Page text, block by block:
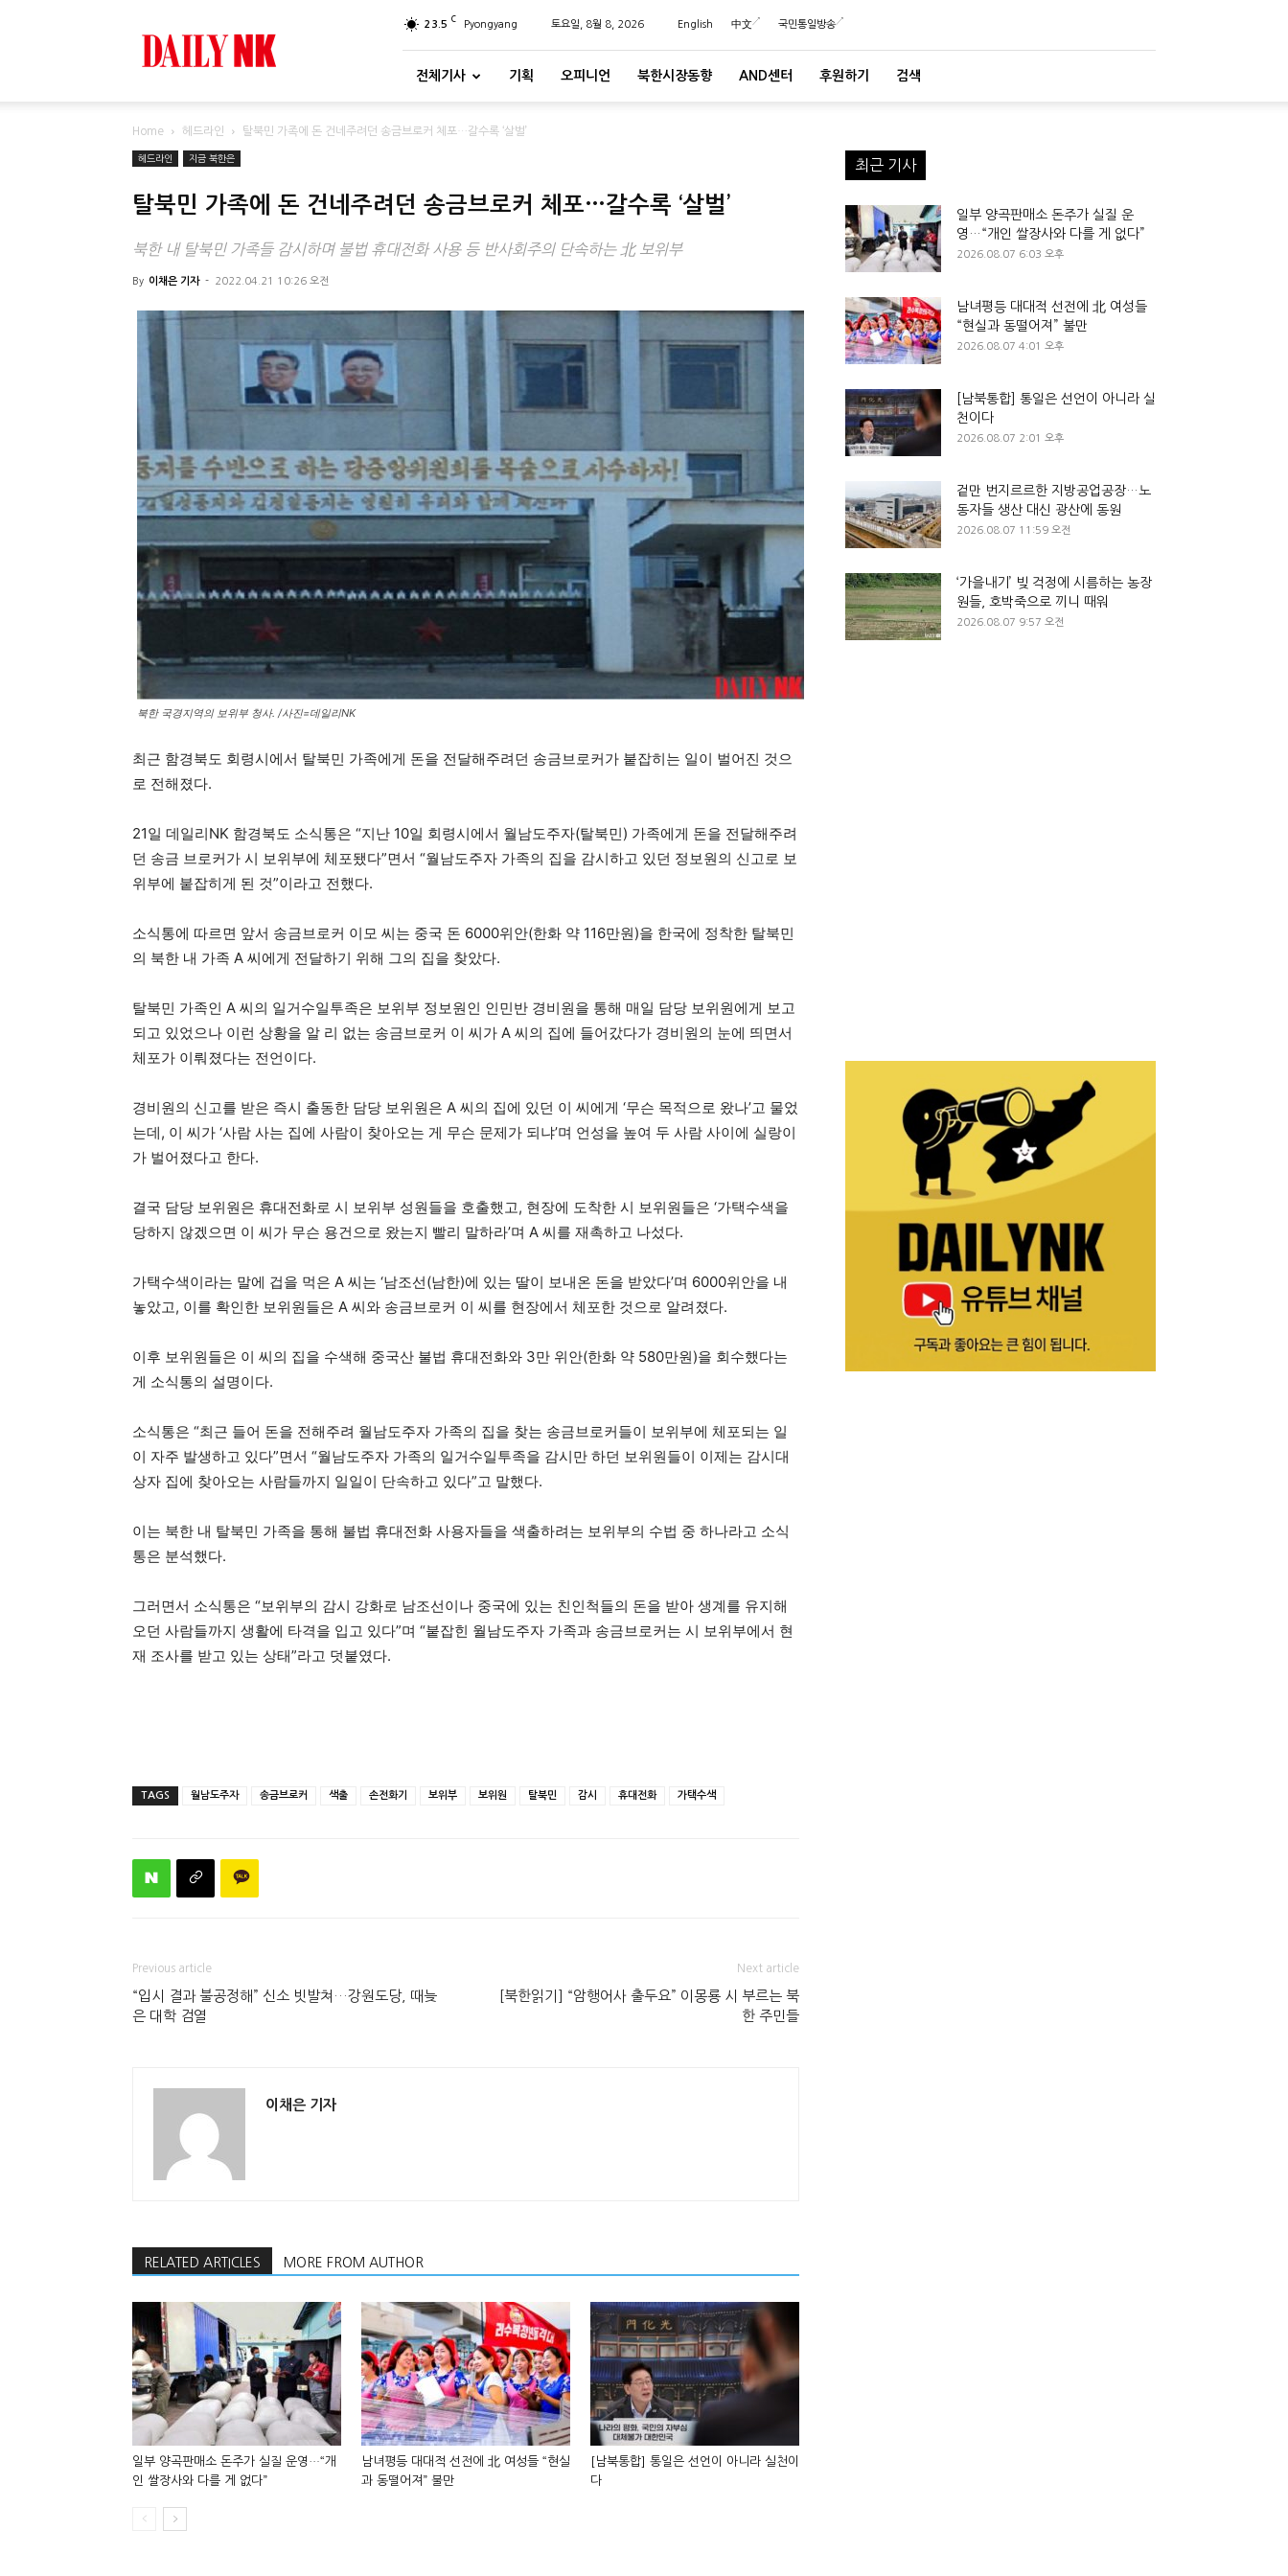
23.5 C Pyongyang 토요일, 8월 8, 2026 English 中文 국민통일방송
전체기사 기획 오피니언 북한시장동향 AND센터 후원하기 검색
Home 헤드라인 탈북민 가족에 돈 건네주려던 송금브로커 체포…갈수록 ‘살벌’
헤드라인 지금 북한은
탈북민 가족에 돈 건네주려던 송금브로커 체포…갈수록 ‘살벌’
북한 내 탈북민 가족들 감시하며 불법 휴대전화 사용 등 반사회주의 단속하는 北 보위부
By 이채은 기자 - 2022.04.21 10:26 오전
북한 국경지역의 보위부 청사. /사진=데일리NK
최근 함경북도 회령시에서 탈북민 가족에게 돈을 전달해주려던 송금브로커가 붙잡히는 일이 벌어진 것으
로 전해졌다.
21일 데일리NK 함경북도 소식통은 “지난 10일 회령시에서 월남도주자(탈북민) 가족에게 돈을 전달해주려
던 송금 브로커가 시 보위부에 체포됐다”면서 “월남도주자 가족의 집을 감시하고 있던 정보원의 신고로 보
위부에 붙잡히게 된 것”이라고 전했다.
소식통에 따르면 앞서 송금브로커 이모 씨는 중국 돈 6000위안(한화 약 116만원)을 한국에 정착한 탈북민
의 북한 내 가족 A 씨에게 전달하기 위해 그의 집을 찾았다.
탈북민 가족인 A 씨의 일거수일투족은 보위부 정보원인 인민반 경비원을 통해 매일 담당 보위원에게 보고
되고 있었으나 이런 상황을 알 리 없는 송금브로커 이 씨가 A 씨의 집에 들어갔다가 경비원의 눈에 띄면서
체포가 이뤄졌다는 전언이다.
경비원의 신고를 받은 즉시 출동한 담당 보위원은 A 씨의 집에 있던 이 씨에게 ‘무슨 목적으로 왔나’고 물었
는데, 이 씨가 ‘사람 사는 집에 사람이 찾아오는 게 무슨 문제가 되냐’며 언성을 높여 두 사람 사이에 실랑이
가 벌어졌다고 한다.
결국 담당 보위원은 휴대전화로 시 보위부 성원들을 호출했고, 현장에 도착한 시 보위원들은 ‘가택수색을
당하지 않겠으면 이 씨가 무슨 용건으로 왔는지 빨리 말하라’며 A 씨를 재촉하고 나섰다.
가택수색이라는 말에 겁을 먹은 A 씨는 ‘남조선(남한)에 있는 딸이 보내온 돈을 받았다’며 6000위안을 내
놓았고, 이를 확인한 보위원들은 A 씨와 송금브로커 이 씨를 현장에서 체포한 것으로 알려졌다.
이후 보위원들은 이 씨의 집을 수색해 중국산 불법 휴대전화와 3만 위안(한화 약 580만원)을 회수했다는
게 소식통의 설명이다.
소식통은 “최근 들어 돈을 전해주려 월남도주자 가족의 집을 찾는 송금브로커들이 보위부에 체포되는 일
이 자주 발생하고 있다”면서 “월남도주자 가족의 일거수일투족을 감시만 하던 보위원들이 이제는 감시대
상자 집에 찾아오는 사람들까지 일일이 단속하고 있다”고 말했다.
이는 북한 내 탈북민 가족을 통해 불법 휴대전화 사용자들을 색출하려는 보위부의 수법 중 하나라고 소식
통은 분석했다.
그러면서 소식통은 “보위부의 감시 강화로 남조선이나 중국에 있는 친인척들의 돈을 받아 생계를 유지해
오던 사람들까지 생활에 타격을 입고 있다”며 “붙잡힌 월남도주자 가족과 송금브로커는 시 보위부에서 현
재 조사를 받고 있는 상태”라고 덧붙였다.
TAGS 월남도주자 송금브로커 색출 손전화기 보위부 보위원 탈북민 감시 휴대전화 가택수색
Previous article
“입시 결과 불공정해” 신소 빗발쳐…강원도당, 때늦
은 대학 검열
Next article
[북한읽기] “암행어사 출두요” 이몽룡 시 부르는 북
한 주민들
이채은 기자
RELATED ARTICLES MORE FROM AUTHOR
일부 양곡판매소 돈주가 실질 운영…“개
인 쌀장사와 다를 게 없다”
남녀평등 대대적 선전에 北 여성들 “현실
과 동떨어져” 불만
[남북통합] 통일은 선언이 아니라 실천이
다
최근 기사
일부 양곡판매소 돈주가 실질 운
영…“개인 쌀장사와 다를 게 없다”
2026.08.07 6:03 오후
남녀평등 대대적 선전에 北 여성들
“현실과 동떨어져” 불만
2026.08.07 4:01 오후
[남북통합] 통일은 선언이 아니라 실
천이다
2026.08.07 2:01 오후
겉만 번지르르한 지방공업공장…노
동자들 생산 대신 광산에 동원
2026.08.07 11:59 오전
‘가을내기’ 빚 걱정에 시름하는 농장
원들, 호박죽으로 끼니 때워
2026.08.07 9:57 오전